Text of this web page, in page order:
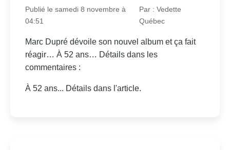
Publié le samedi 8 novembre à
04:51
Par : Vedette
Québec
Marc Dupré dévoile son nouvel album et ça fait
réagir… À 52 ans… Détails dans les
commentaires :
À 52 ans... Détails dans l'article.